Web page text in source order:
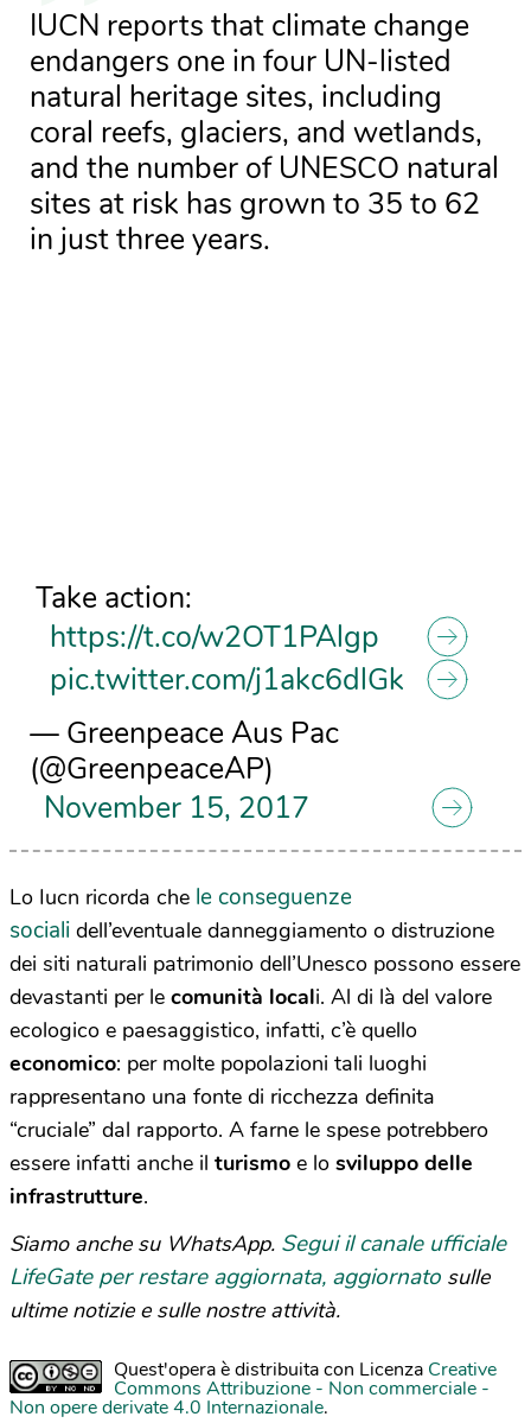
IUCN reports that climate change
endangers one in four UN-listed
natural heritage sites, including
coral reefs, glaciers, and wetlands,
and the number of UNESCO natural
sites at risk has grown to 35 to 62
in just three years.
Take action:
https://t.co/w2OT1PAlgp
pic.twitter.com/j1akc6dlGk
— Greenpeace Aus Pac
(@GreenpeaceAP)
November 15, 2017
Lo Iucn ricorda che le conseguenze
sociali dell’eventuale danneggiamento o distruzione
dei siti naturali patrimonio dell’Unesco possono essere
devastanti per le comunità locali. Al di là del valore
ecologico e paesaggistico, infatti, c’è quello
economico: per molte popolazioni tali luoghi
rappresentano una fonte di ricchezza definita
“cruciale” dal rapporto. A farne le spese potrebbero
essere infatti anche il turismo e lo sviluppo delle
infrastrutture.
Siamo anche su WhatsApp. Segui il canale ufficiale
LifeGate per restare aggiornata, aggiornato sulle
ultime notizie e sulle nostre attività.
Quest'opera è distribuita con Licenza Creative
Commons Attribuzione - Non commerciale -
Non opere derivate 4.0 Internazionale.